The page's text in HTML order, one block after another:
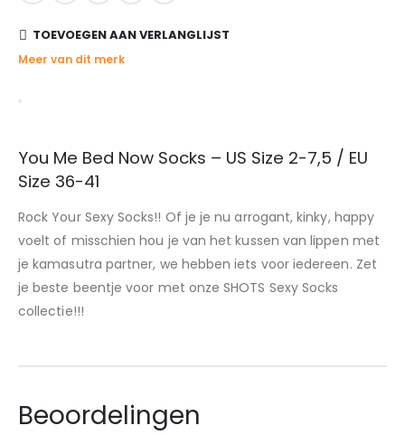
TOEVOEGEN AAN VERLANGLIJST
Meer van dit merk
You Me Bed Now Socks – US Size 2-7,5 / EU
Size 36-41
Rock Your Sexy Socks!! Of je je nu arrogant, kinky, happy
voelt of misschien hou je van het kussen van lippen met
je kamasutra partner, we hebben iets voor iedereen. Zet
je beste beentje voor met onze SHOTS Sexy Socks
collectie!!!
Beoordelingen